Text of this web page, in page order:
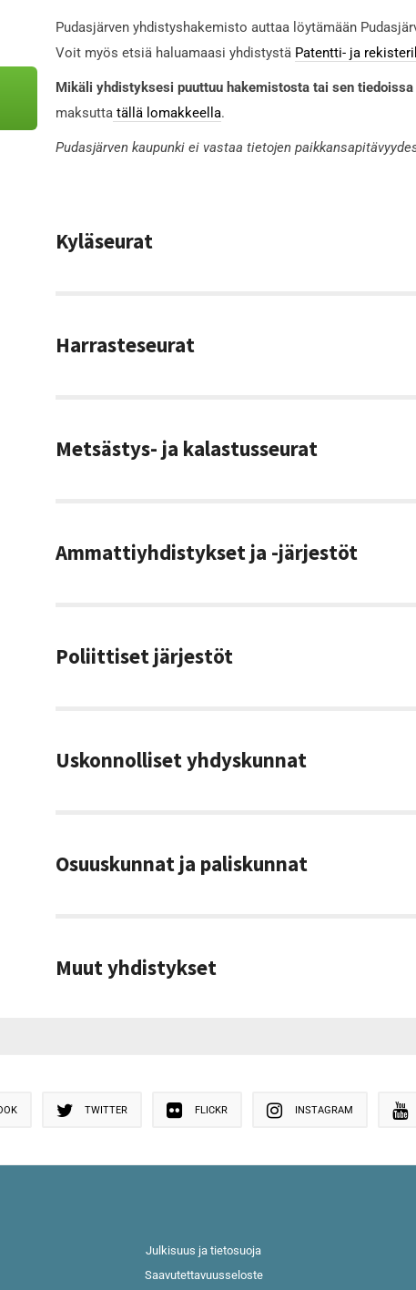
Pudasjärven yhdistyshakemisto auttaa löytämään
Voit myös etsiä haluamaasi yhdistystä Patentti- ja
Mikäli yhdistyksesi puuttuu hakemistosta tai sen
maksuttatällä lomakkeella.
Pudasjärven kaupunki ei vastaa tietojen
Kyläseurat
Harrasteseurat
Metsästys- ja kalastusseurat
Ammattiyhdistykset ja -järjestöt
Poliittiset järjestöt
Uskonnolliset yhdyskunnat
Osuuskunnat ja paliskunnat
Muut yhdistykset
TWITTER FLICKR INSTAGRAM
Julkisuus ja tietosuoja
Saavutettavuusseloste